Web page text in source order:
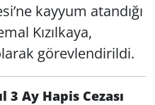
kayyum atandığı
Kızılkaya,
görevlendirildi.
3 Ay Hapis Cezası